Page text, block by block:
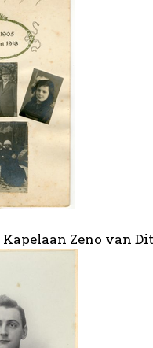
Kapelaan Zeno van